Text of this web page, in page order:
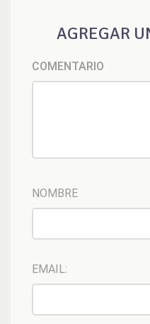
AGREGAR
COMENTARIO
NOMBRE
EMAIL: